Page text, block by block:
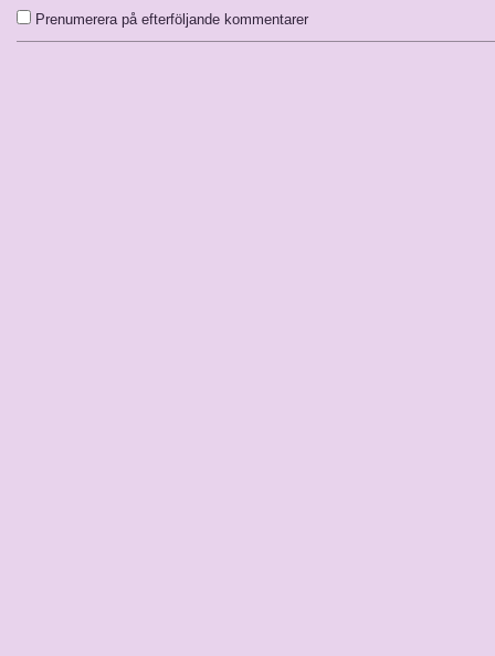
Prenumerera på efterföljande kommentarer